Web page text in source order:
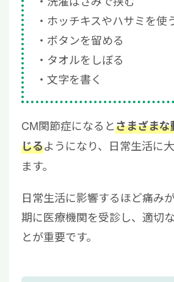
ホッチキスやハサミを使
ボタンを留める
タオルをしぼる
文字を書く
CM関節症になるとさまざま
じるようになり、日常生活に
ます。
日常生活に影響するほど痛み
期に医療機関を受診し、適切
とが重要です。